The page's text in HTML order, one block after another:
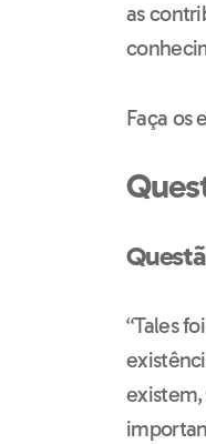
as
Faça os
“Tales
existem,